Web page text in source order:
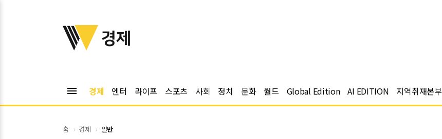
위키트리
경제
menu 경제 엔터 라이프 스포츠 사회 정치 문화 월드 Global Edition AI EDITION 지역취재본부
홈 경제 일반